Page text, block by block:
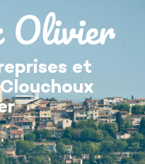
Olivier
et
Clouchoux